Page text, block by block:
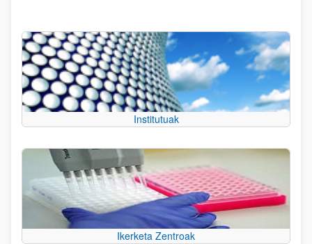
Institutuak
Ikerketa Zentroak